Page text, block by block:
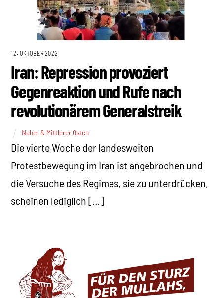
12. OKTOBER 2022
Iran: Repression provoziert
Gegenreaktion und Rufe nach
revolutionärem Generalstreik
Naher & Mittlerer Osten
Die vierte Woche der landesweiten
Protestbewegung im Iran ist angebrochen und
die Versuche des Regimes, sie zu unterdrücken,
scheinen lediglich […]